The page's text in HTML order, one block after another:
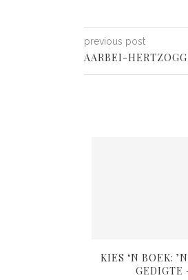
previous post
AARBEI-
KIES ‘N BOEK:
GEDIGTE